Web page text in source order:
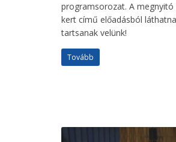
programsorozat. A
kert című előadásból
tartsanak velünk!
Tovább